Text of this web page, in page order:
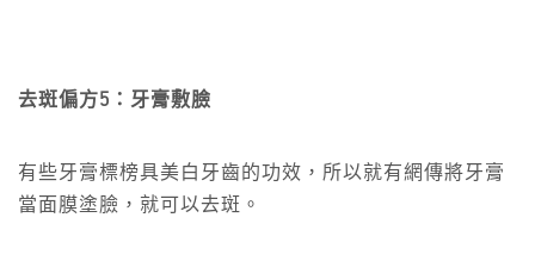
去斑偏方5：牙膏敷臉
有些牙膏標榜具美白牙齒的功效，所以就有網傳將牙膏
當面膜塗臉，就可以去斑。